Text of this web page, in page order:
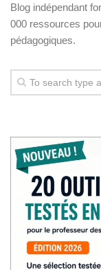
Blog indépendant
000 ressources
pédagogiques.